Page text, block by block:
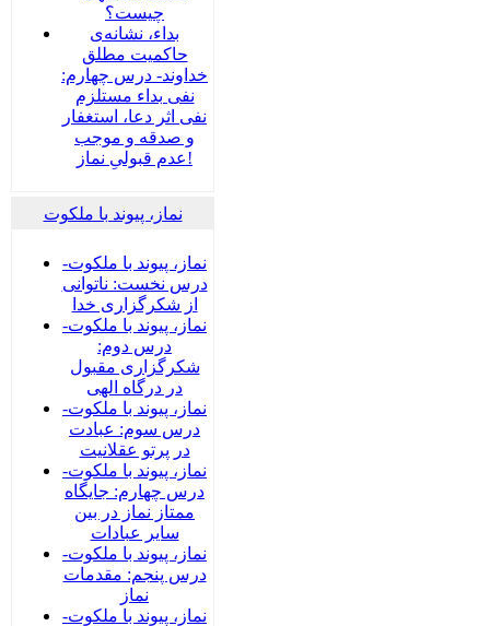
چیست؟
بداء، نشانه‌ی
حاکمیت مطلق
خداوند- درس چهارم:
نفی بداء مستلزم
نفی اثر دعا، استغفار
و صدقه و موجب
عدم قبولیِ نماز!
نماز، پیوند با ملکوت
نماز، پیوند با ملکوت-
درس نخست: ناتوانی
از شکرگزاری خدا
نماز، پیوند با ملکوت-
درس دوم:
شکرگزاری مقبول
در درگاه الهی
نماز، پیوند با ملکوت-
درس سوم: عبادت
در پرتو عقلانیت
نماز، پیوند با ملکوت-
درس چهارم: جایگاه
ممتاز نماز در بین
سایر عبادات
نماز، پیوند با ملکوت-
درس پنجم: مقدمات
نماز
نماز، پیوند با ملکوت-